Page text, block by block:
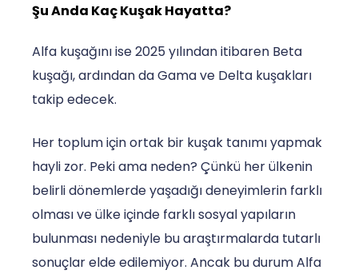
Şu Anda Kaç Kuşak Hayatta?
Alfa kuşağını ise 2025 yılından itibaren Beta
kuşağı, ardından da Gama ve Delta kuşakları
takip edecek.
Her toplum için ortak bir kuşak tanımı yapmak
hayli zor. Peki ama neden? Çünkü her ülkenin
belirli dönemlerde yaşadığı deneyimlerin farklı
olması ve ülke içinde farklı sosyal yapıların
bulunması nedeniyle bu araştırmalarda tutarlı
sonuçlar elde edilemiyor. Ancak bu durum Alfa